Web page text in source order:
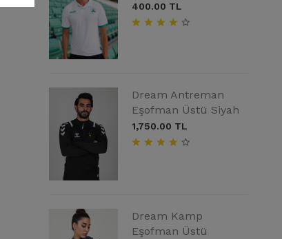
400.00 TL
Dream Antreman
Eşofman Üstü Siyah
1,750.00 TL
Dream Kamp
Eşofman Üstü